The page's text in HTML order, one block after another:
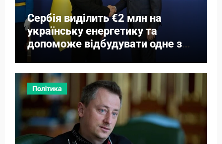
Сербія виділить €2 млн на
українську енергетику та
допоможе відбудувати одне з
міст
Політика